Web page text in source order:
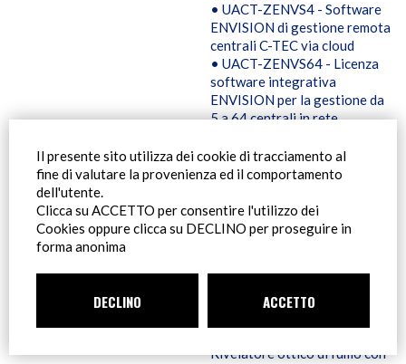
Il presente sito utilizza dei cookie di tracciamento al
fine di valutare la provenienza ed il comportamento
dell'utente.
Clicca su ACCETTO per consentire l'utilizzo dei
Cookies oppure clicca su DECLINO per proseguire in
forma anonima
DECLINO ACCETTO
• UACT-ZENVS4 - Software
ENVISION di gestione remota
centrali C-TEC via cloud
• UACT-ZENVS64 - Licenza
software integrativa
ENVISION per la gestione da
5 a 64 centrali in rete.
Strumento per la connettività
Ethernet e GPRS ENVISION
• UACT-ZENVENG - Licenza
software ENVISION engineer
Box da controsoffitti per
Rivelatore ottico di fumo con